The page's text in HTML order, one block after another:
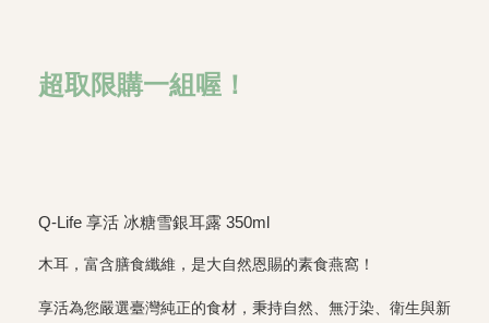
超取限購一組喔！
Q-Life 享活 冰糖雪銀耳露 350ml
木耳，富含膳食纖維，是大自然恩賜的素食燕窩！
享活為您嚴選臺灣純正的食材，秉持自然、無汙染、衛生與新